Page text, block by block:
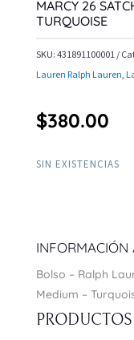
MARCY 26
TURQUOISE
SKU: 431891100001
Lauren Ralph Lauren,
$380.00
SIN EXISTENCIAS
INFORMACIÓN
Bolso – Ralph
Medium –